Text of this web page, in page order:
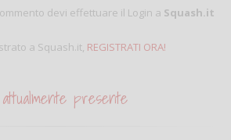
devi effettuare il Login a Squash.it
a Squash.it, REGISTRATI ORA!
presente